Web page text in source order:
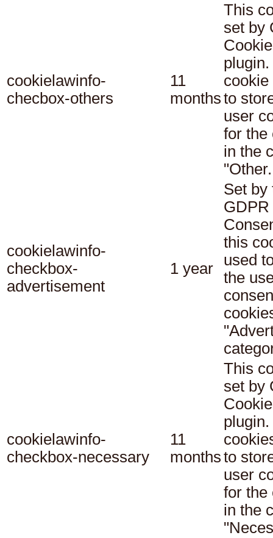
cookielawinfo-
checbox-others
11
months
This
set by
cookie
to
user
for the
in the
"Other.
cookielawinfo-
checkbox-
advertisement
1 year
Set by
this
used
the
cookielawinfo-
checkbox-necessary
11
months
This
set by
to
user
for the
in the